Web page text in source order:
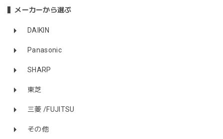
メーカーから選ぶ
DAIKIN
Panasonic
SHARP
東芝
三菱 /FUJITSU
その他